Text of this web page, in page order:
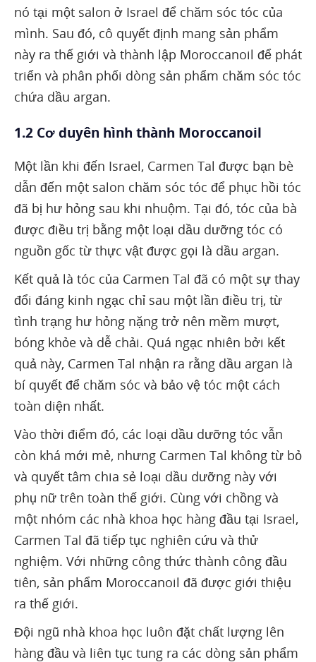
nó tại một salon ở Israel để chăm sóc tóc của
mình. Sau đó, cô quyết định mang sản phẩm
này ra thế giới và thành lập Moroccanoil để phát
triển và phân phối dòng sản phẩm chăm sóc tóc
chứa dầu argan.
1.2 Cơ duyên hình thành Moroccanoil
Một lần khi đến Israel, Carmen Tal được bạn bè
dẫn đến một salon chăm sóc tóc để phục hồi tóc
đã bị hư hỏng sau khi nhuộm. Tại đó, tóc của bà
được điều trị bằng một loại dầu dưỡng tóc có
nguồn gốc từ thực vật được gọi là dầu argan.
Kết quả là tóc của Carmen Tal đã có một sự thay
đổi đáng kinh ngạc chỉ sau một lần điều trị, từ
tình trạng hư hỏng nặng trở nên mềm mượt,
bóng khỏe và dễ chải. Quá ngạc nhiên bởi kết
quả này, Carmen Tal nhận ra rằng dầu argan là
bí quyết để chăm sóc và bảo vệ tóc một cách
toàn diện nhất.
Vào thời điểm đó, các loại dầu dưỡng tóc vẫn
còn khá mới mẻ, nhưng Carmen Tal không từ bỏ
và quyết tâm chia sẻ loại dầu dưỡng này với
phụ nữ trên toàn thế giới. Cùng với chồng và
một nhóm các nhà khoa học hàng đầu tại Israel,
Carmen Tal đã tiếp tục nghiên cứu và thử
nghiệm. Với những công thức thành công đầu
tiên, sản phẩm Moroccanoil đã được giới thiệu
ra thế giới.
Đội ngũ nhà khoa học luôn đặt chất lượng lên
hàng đầu và liên tục tung ra các dòng sản phẩm